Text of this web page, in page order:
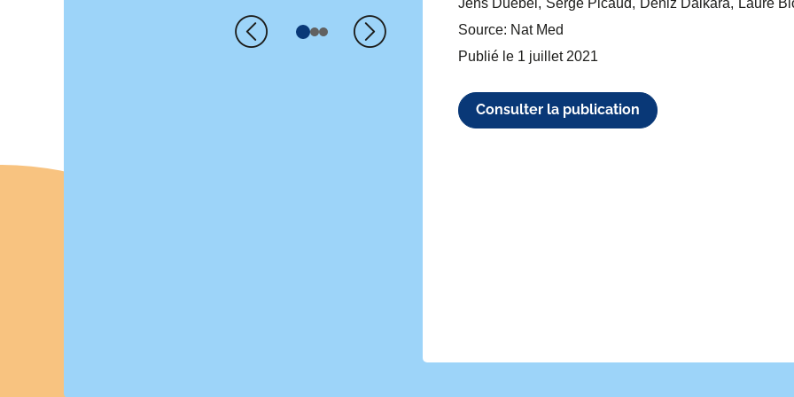
Source: Nat Med
Publié le 1 juillet 2021
Consulter la publication
Suivant